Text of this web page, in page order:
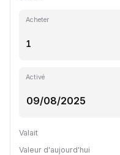
Acheter
Activé
Valait
Valeur d'aujourd'hui